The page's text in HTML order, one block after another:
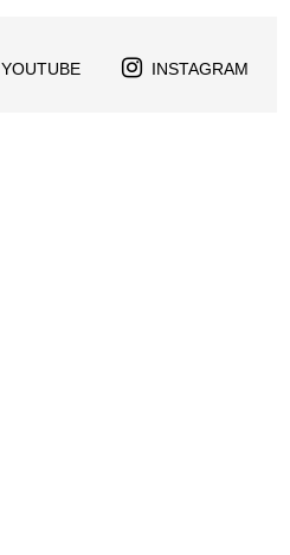
YOUTUBE INSTAGRAM